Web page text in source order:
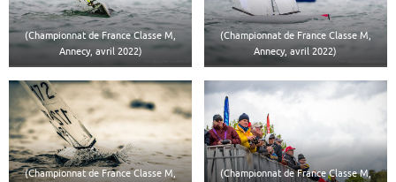
(Championnat de France Classe M,
Annecy, avril 2022)
(Championnat de France Classe M,
Annecy, avril 2022)
(Championnat de France Classe M,
(Championnat de France Classe M,